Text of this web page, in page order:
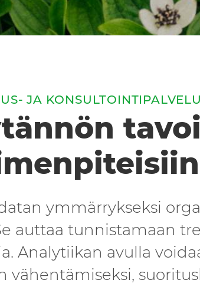
JA
ymmärrykseksi
auttaa tunnistamaan
Analytiikan avulla
vähentämiseksi,